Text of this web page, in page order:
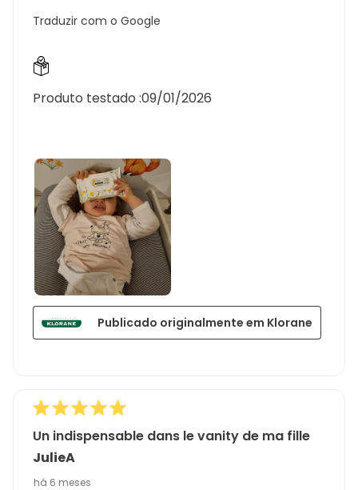
Traduzir com o Google
Produto testado :09/01/2026
Publicado originalmente em Klorane
Un indispensable dans le vanity de ma fille
JulieA
há 6 meses